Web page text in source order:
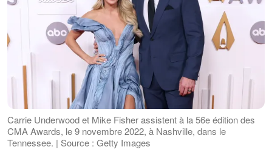
Carrie Underwood et Mike Fisher assistent à la 56e édition des
CMA Awards, le 9 novembre 2022, à Nashville, dans le
Tennessee. | Source : Getty Images